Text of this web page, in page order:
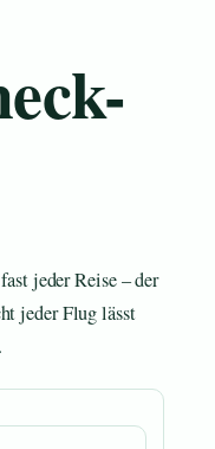
jeder Reise – der
jeder Flug lässt